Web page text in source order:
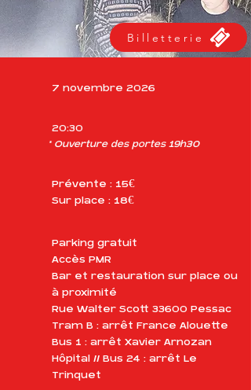
Billetterie
7 novembre 2026
20:30
* Ouverture des portes 19h30
Prévente : 15€
Sur place : 18€
Parking gratuit
Accès PMR
Bar et restauration sur place ou
à proximité
Rue Walter Scott 33600 Pessac
Tram B : arrêt France Alouette
Bus 1 : arrêt Xavier Arnozan
Hôpital // Bus 24 : arrêt Le
Trinquet